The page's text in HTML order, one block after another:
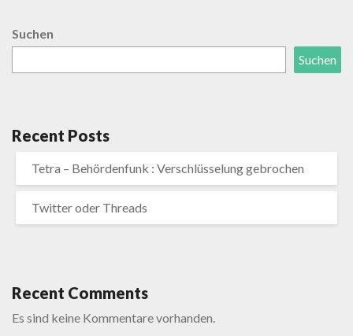
Suchen
Suchen
Recent Posts
Tetra – Behördenfunk : Verschlüsselung gebrochen
Twitter oder Threads
Recent Comments
Es sind keine Kommentare vorhanden.